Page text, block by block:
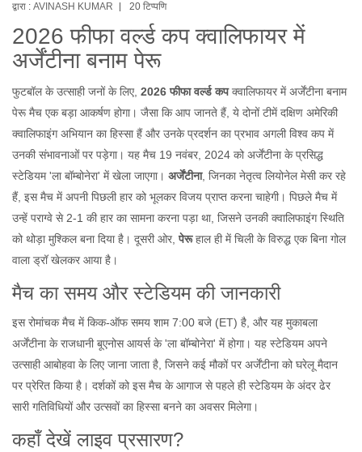
द्वारा : AVINASH KUMAR 20 टिप्पणि
2026 फीफा वर्ल्ड कप क्वालिफायर में
अर्जेंटीना बनाम पेरू
फुटबॉल के उत्साही जनों के लिए, 2026 फीफा वर्ल्ड कपक्वालिफायर में अर्जेंटीना बनाम
पेरू मैच एक बड़ा आकर्षण होगा। जैसा कि आप जानते हैं, ये दोनों टीमें दक्षिण अमेरिकी
क्वालिफाइंग अभियान का हिस्सा हैं और उनके प्रदर्शन का प्रभाव अगली विश्व कप में
उनकी संभावनाओं पर पड़ेगा। यह मैच 19 नवंबर, 2024 को अर्जेंटीना के प्रसिद्ध
स्टेडियम 'ला बॉम्बोनेरा' में खेला जाएगा। अर्जेंटीना, जिनका नेतृत्व लियोनेल मेसी कर रहे
हैं, इस मैच में अपनी पिछली हार को भूलकर विजय प्राप्त करना चाहेगी। पिछले मैच में
उन्हें पराग्वे से 2-1 की हार का सामना करना पड़ा था, जिसने उनकी क्वालिफाइंग स्थिति
को थोड़ा मुश्किल बना दिया है। दूसरी ओर,पेरूहाल ही में चिली के विरुद्ध एक बिना गोल
वाला ड्रॉ खेलकर आया है।
मैच का समय और स्टेडियम की जानकारी
इस रोमांचक मैच में किक-ऑफ समय शाम 7:00 बजे (ET) है, और यह मुकाबला
अर्जेंटीना के राजधानी बूएनोस आयर्स के 'ला बॉम्बोनेरा' में होगा। यह स्टेडियम अपने
उत्साही आबोहवा के लिए जाना जाता है, जिसने कई मौकों पर अर्जेंटीना को घरेलू मैदान
पर प्रेरित किया है। दर्शकों को इस मैच के आगाज से पहले ही स्टेडियम के अंदर ढेर
सारी गतिविधियों और उत्सवों का हिस्सा बनने का अवसर मिलेगा।
कहाँ देखें लाइव प्रसारण?